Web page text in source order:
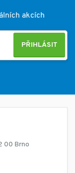
akcích
PŘIHLÁSIT
00 Brno